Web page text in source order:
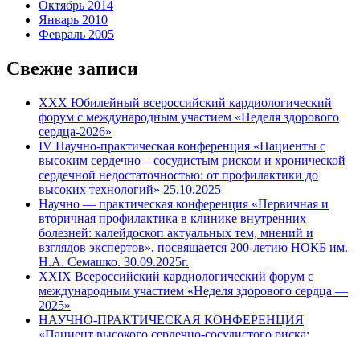
Октябрь 2014
Январь 2010
Февраль 2005
Свежие записи
XXX Юбилейный всероссийский кардиологический
форум с международным участием «Неделя здорового
сердца-2026»
IV Научно-практическая конференция «Пациенты с
высоким сердечно – сосудистым риском и хронической
сердечной недостаточностью: от профилактики до
высоких технологий» 25.10.2025
Научно — практическая конференция «Первичная и
вторичная профилактика в клинике внутренних
болезней: калейдоскоп актуальных тем, мнений и
взглядов экспертов», посвящается 200-летию НОКБ им.
Н.А. Семашко. 30.09.2025г.
XXIX Всероссийский кардиологический форум с
международным участием «Неделя здорового сердца —
2025»
НАУЧНО-ПРАКТИЧЕСКАЯ КОНФЕРЕНЦИЯ